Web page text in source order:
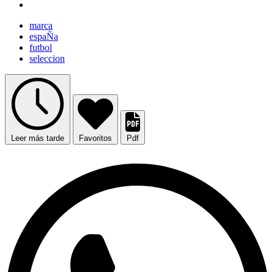
marca
espaÑa
futbol
seleccion
Leer más tarde Favoritos Pdf